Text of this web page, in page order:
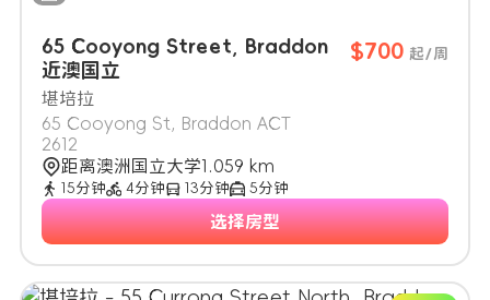
65 Cooyong Street, Braddon
近澳国立
堪培拉
65 Cooyong St, Braddon ACT
2612
$700 起/周
距离澳洲国立大学1.059 km
15分钟 4分钟 13分钟 5分钟
选择房型